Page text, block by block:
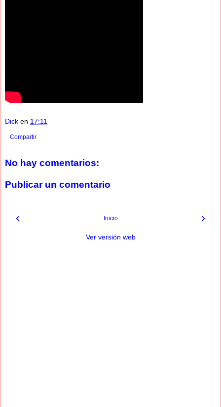
Dick en 17:11
Compartir
No hay comentarios:
Publicar un comentario
‹ ›
Inicio
Ver versión web